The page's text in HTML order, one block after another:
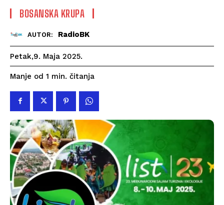
BOSANSKA KRUPA
AUTOR: RadioBK
Petak,9. Maja 2025.
Manje od 1 min. čitanja